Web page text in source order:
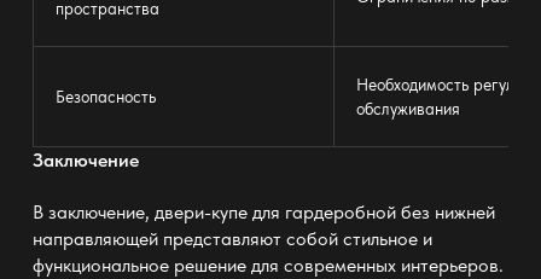
пространства
Безопасность
Необходимость
обслуживания
Заключение
В заключение, двери-купе для гардеробной без нижней
направляющейпредставляют собой стильное и
функциональное решение для современных интерьеров.